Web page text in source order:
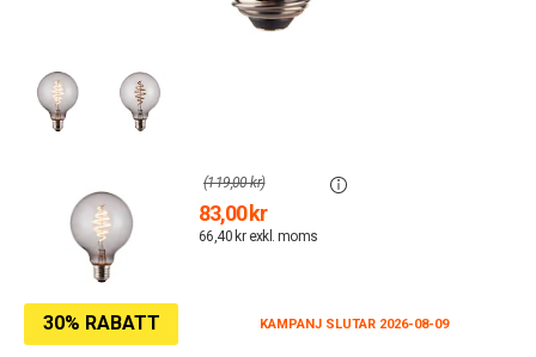
30% RABATT KAMPANJ SLUTAR 2026-08-09
83,00 kr
66,40 kr exkl. moms
(119,00 kr)